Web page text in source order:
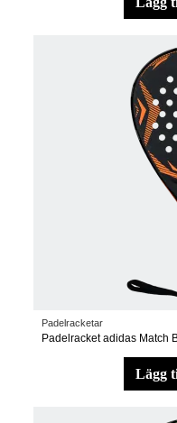
Padelracketar
Padelracket adidas Match
lägg